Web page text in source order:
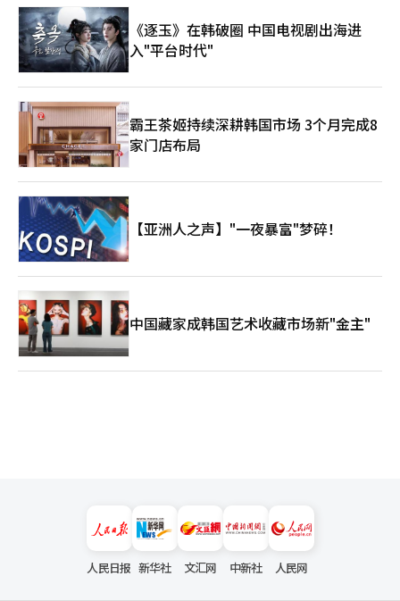
《逐玉》在韩破圈 中国电视剧出海进
入"平台时代"
霸王茶姬持续深耕韩国市场 3个月完成8
家门店布局
【亚洲人之声】"一夜暴富"梦碎！
中国藏家成韩国艺术收藏市场新"金主"
人民日报 新华社 文汇网 中新社 人民网